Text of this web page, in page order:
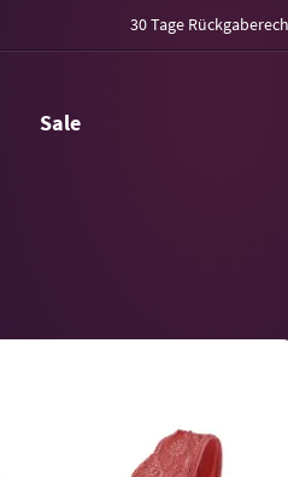
30 Tage
Sale